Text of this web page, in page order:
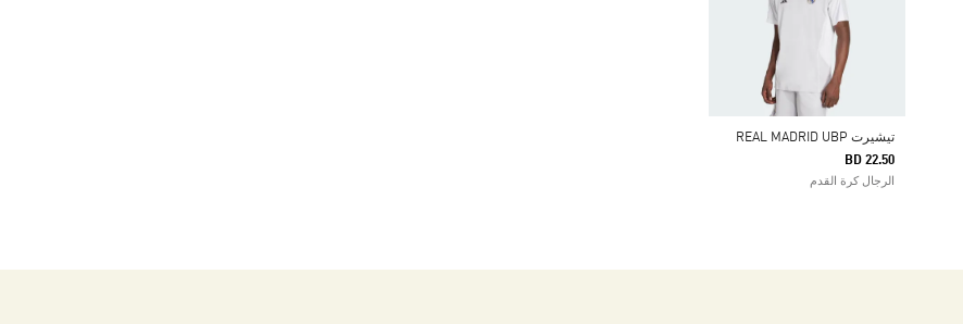
تيشيرت REAL MADRID UBP
BD 22.50
الرجال كرة القدم